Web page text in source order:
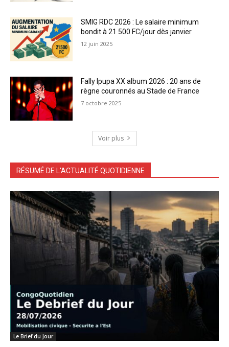
SMIG RDC 2026 : Le salaire minimum
bondit à 21 500 FC/jour dès janvier
12 juin 2025
Fally Ipupa XX album 2026 : 20 ans de
règne couronnés au Stade de France
7 octobre 2025
Voir plus
RÉSUMÉ DE L'ACTUALITÉ QUOTIDIENNE
Le Brief du Jour